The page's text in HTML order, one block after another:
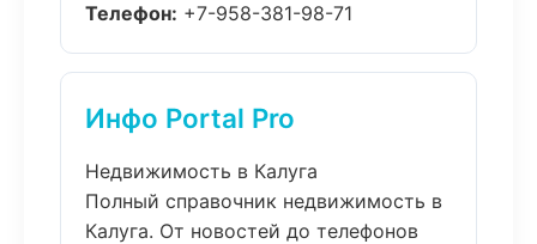
Телефон: +7-958-381-98-71
Инфо Portal Pro
Недвижимость в Калуга
Полный справочник недвижимость в
Калуга. От новостей до телефонов